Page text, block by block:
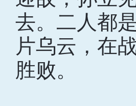
去。二人都
片乌云，在
胜败。